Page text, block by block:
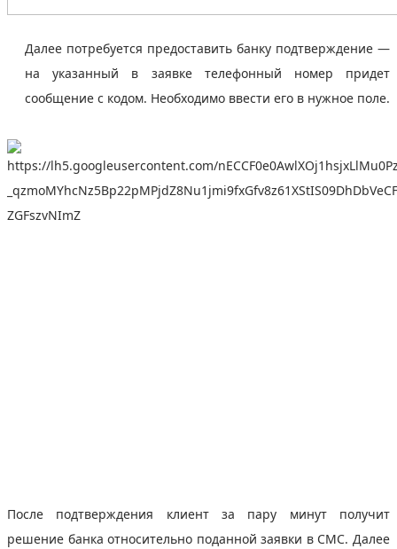
Далее потребуется предоставить банку подтверждение —
на указанный в заявке телефонный номер придет
сообщение с кодом. Необходимо ввести его в нужное поле.
После подтверждения клиент за пару минут получит
решение банка относительно поданной заявки в СМС. Далее